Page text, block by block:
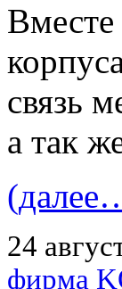
связь
а так
24
фирма